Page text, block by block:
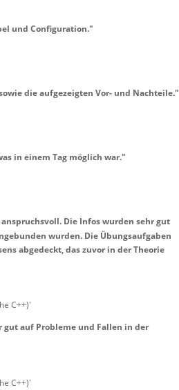
und Configuration."
die aufgezeigten Vor- und Nachteile."
in einem Tag möglich war."
Die Infos wurden sehr gut
wurden. Die Übungsaufgaben
abgedeckt, das zuvor in der Theorie
C++)'
auf Probleme und Fallen in der
C++)'